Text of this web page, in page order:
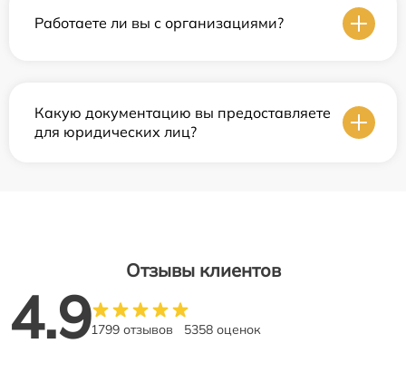
Работаете ли вы с организациями?
Какую документацию вы предоставляете
для юридических лиц?
Отзывы клиентов
4.91799 отзывов 5358 оценок